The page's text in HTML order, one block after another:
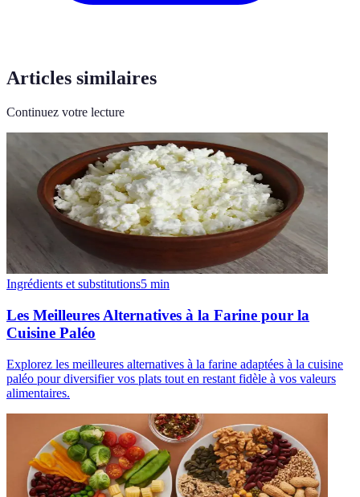
Articles similaires
Continuez votre lecture
Ingrédients et substitutions5 min
Les Meilleures Alternatives à la Farine pour la
Cuisine Paléo
Explorez les meilleures alternatives à la farine adaptées à la cuisine
paléo pour diversifier vos plats tout en restant fidèle à vos valeurs
alimentaires.